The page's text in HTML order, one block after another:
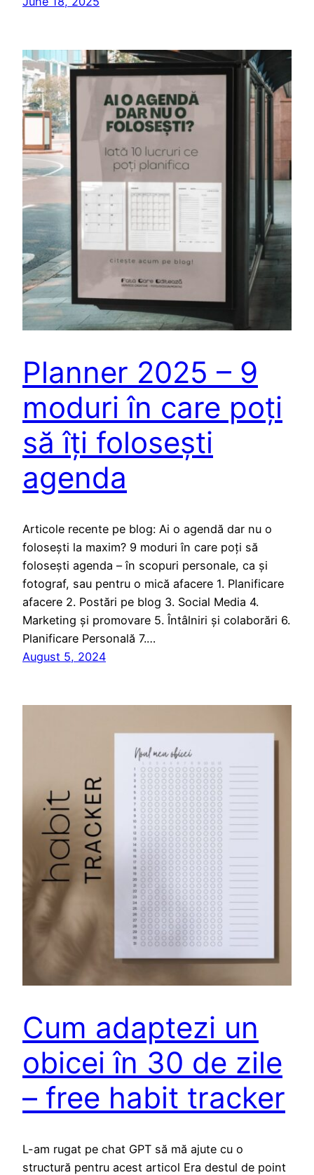
Planner 2025 – 9
moduri în care poți
să îți folosești
agenda
Articole recente pe blog: Ai o agendă dar nu o
folosești la maxim? 9 moduri în care poți să
folosești agenda – în scopuri personale, ca și
fotograf, sau pentru o mică afacere 1. Planificare
afacere 2. Postări pe blog 3. Social Media 4.
Marketing și promovare 5. Întâlniri și colaborări 6.
Planificare Personală 7.…
August 5, 2024
Cum adaptezi un
obicei în 30 de zile
– free habit tracker
L-am rugat pe chat GPT să mă ajute cu o
structură pentru acest articol Era destul de point